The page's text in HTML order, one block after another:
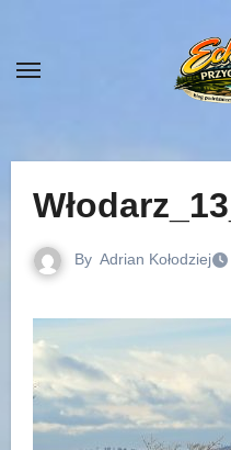
content
By Adrian Kołodziej